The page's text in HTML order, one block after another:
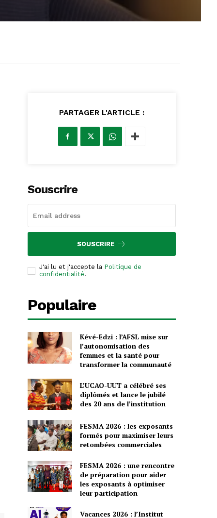
PARTAGER L'ARTICLE :
Souscrire
SOUSCRIRE
J'ai lu et j'accepte la Politique de
confidentialité.
Populaire
Kévé-Edzi : l’AFSL mise sur
l’autonomisation des
femmes et la santé pour
transformer la communauté
L’UCAO-UUT a célébré ses
diplômés et lance le jubilé
des 20 ans de l’institution
FESMA 2026 : les exposants
formés pour maximiser leurs
retombées commerciales
FESMA 2026 : une rencontre
de préparation pour aider
les exposants à optimiser
leur participation
Vacances 2026 : l’Institut